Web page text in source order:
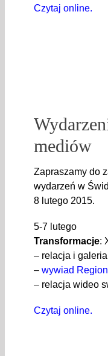
Czytaj online.
mediów
Zapraszamy do
wydarzeń w
8 lutego 2015.
5-7 lutego
Transformacje:
– relacja i
– wywiad
– relacja wideo
Czytaj online.